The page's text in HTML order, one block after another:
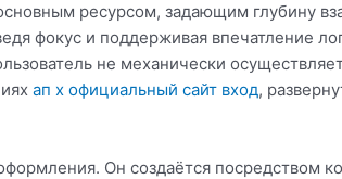
ресурсом, задающим глубину
фокус и поддерживая впечатление
не механически
ап х официальный сайт вход,
Он создаётся посредством